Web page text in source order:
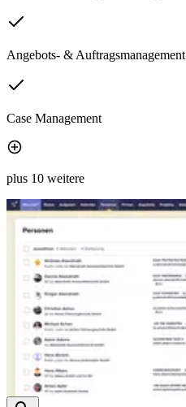
Angebots- & Auftragsmanagement
Case Management
plus 10 weitere